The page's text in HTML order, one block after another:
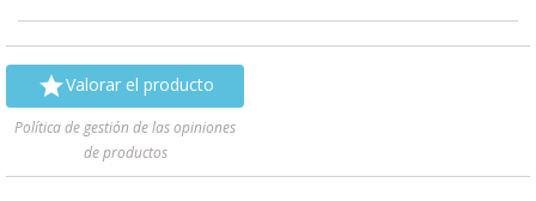
Valorar el producto
Política de gestión de las opiniones
de productos